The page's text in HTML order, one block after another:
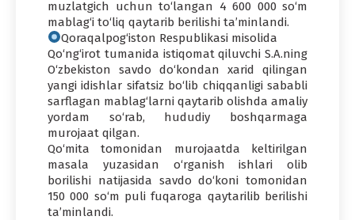
muzlatgich uchun to‘langan 4 600 000 so‘m
mablag‘i to‘liq qaytarib berilishi ta’minlandi.
Qoraqalpog‘iston Respublikasi misolida
Qo‘ng‘irot tumanida istiqomat qiluvchi S.A.ning
O‘zbekiston savdo do‘kondan xarid qilingan
yangi idishlar sifatsiz bo‘lib chiqqanligi sababli
sarflagan mablag‘larni qaytarib olishda amaliy
yordam so‘rab, hududiy boshqarmaga
murojaat qilgan.
Qo‘mita tomonidan murojaatda keltirilgan
masala yuzasidan o‘rganish ishlari olib
borilishi natijasida savdo do‘koni tomonidan
150 000 so‘m puli fuqaroga qaytarilib berilishi
ta’minlandi.